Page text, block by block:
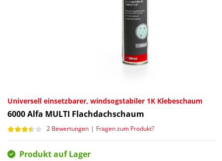
Universell einsetzbarer, windsogstabiler 1K Klebeschaum
6000Alfa MULTI Flachdachschaum
2 Bewertungen | Fragen zum Produkt?
Produkt auf Lager